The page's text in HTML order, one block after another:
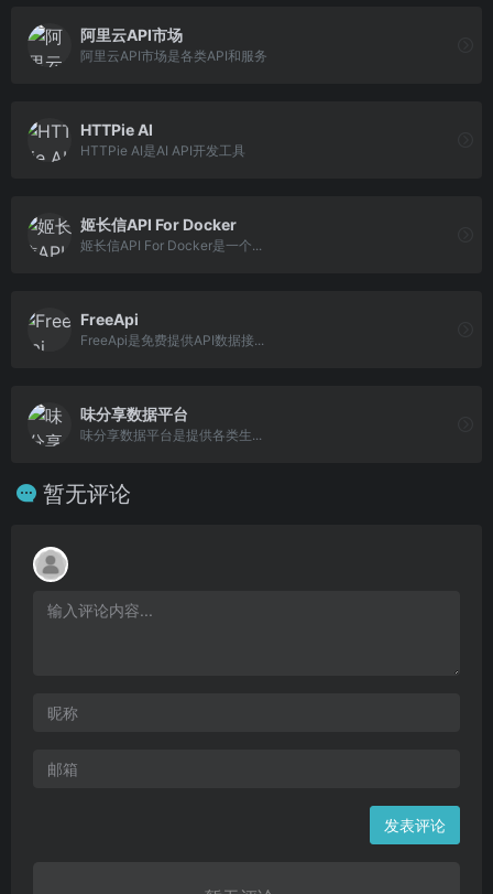
阿里云API市场
阿里云API市场是各类API和服务
HTTPie AI
HTTPie AI是AI API开发工具
姬长信API For Docker
姬长信API For Docker是一个...
FreeApi
FreeApi是免费提供API数据接...
味分享数据平台
味分享数据平台是提供各类生...
暂无评论
发表评论